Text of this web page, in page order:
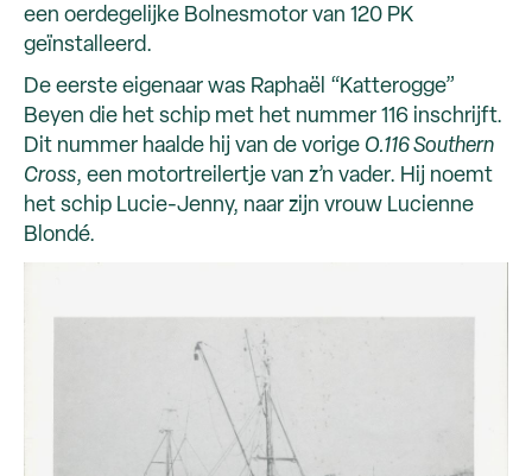
een oerdegelijke Bolnesmotor van 120 PK
geïnstalleerd.
De eerste eigenaar was Raphaël “Katterogge”
Beyen die het schip met het nummer 116 inschrijft.
Dit nummer haalde hij van de vorige O.116 Southern
Cross, een motortreilertje van z’n vader. Hij noemt
het schip Lucie-Jenny, naar zijn vrouw Lucienne
Blondé.